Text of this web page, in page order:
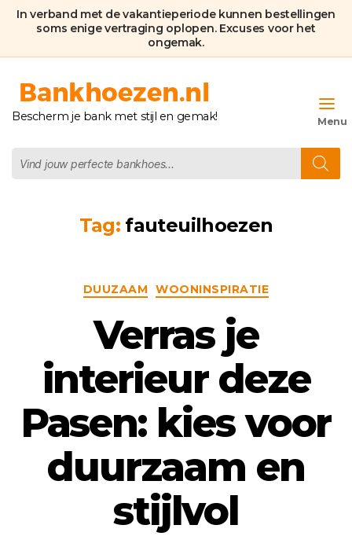
In verband met de vakantieperiode kunnen bestellingen
soms enige vertraging oplopen. Excuses voor het
ongemak.
Bankhoezen.nl
Bescherm je bank met stijl en gemak!
zoeken
Tag: fauteuilhoezen
Categorieën
DUUZAAM WOONINSPIRATIE
Verras je
interieur deze
Pasen: kies voor
duurzaam en
stijlvol